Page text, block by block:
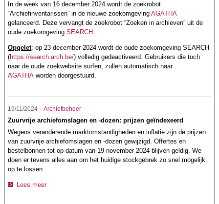
In de week van 16 december 2024 wordt de zoekrobot
“Archiefinventarissen” in de nieuwe zoekomgevingAGATHA
gelanceerd. Deze vervangt de zoekrobot “Zoeken in archieven” uit de
oude zoekomgevingSEARCH.
Opgelet: op 23 december 2024 wordt de oude zoekomgeving SEARCH
(https://search.arch.be/) volledig gedeactiveerd. Gebruikers die toch
naar de oude zoekwebsite surfen, zullen automatisch naar
AGATHA worden doorgestuurd.
19/11/2024 -Archiefbeheer
Zuurvrije archiefomslagen en -dozen: prijzen geïndexeerd
Wegens veranderende marktomstandigheden en inflatie zijn de prijzen
van zuurvrije archiefomslagen en -dozen gewijzigd. Offertes en
bestelbonnen tot op datum van 19 november 2024 blijven geldig. We
doen er tevens alles aan om het huidige stockgebrek zo snel mogelijk
op te lossen.
Lees meer